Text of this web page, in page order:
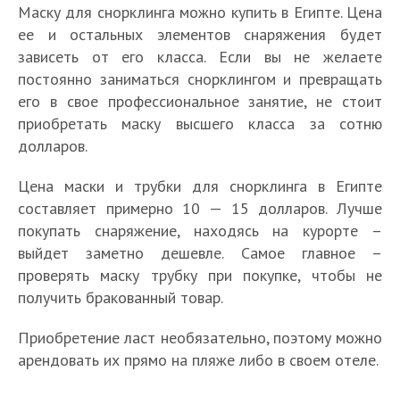
Маску для снорклинга можно купить в Египте. Цена
ее и остальных элементов снаряжения будет
зависеть от его класса. Если вы не желаете
постоянно заниматься снорклингом и превращать
его в свое профессиональное занятие, не стоит
приобретать маску высшего класса за сотню
долларов.
Цена маски и трубки для снорклинга в Египте
составляет примерно 10 — 15 долларов. Лучше
покупать снаряжение, находясь на курорте –
выйдет заметно дешевле. Самое главное –
проверять маску трубку при покупке, чтобы не
получить бракованный товар.
Приобретение ласт необязательно, поэтому можно
арендовать их прямо на пляже либо в своем отеле.